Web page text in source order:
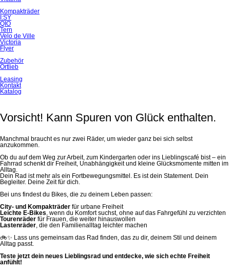
Kompakträder
I:SY
QIO
Tern
Velo de Ville
Victoria
Flyer
Zubehör
Ortlieb
Leasing
Kontakt
Katalog
Vorsicht! Kann Spuren von Glück enthalten.
Manchmal braucht es nur zwei Räder, um wieder ganz bei sich selbst
anzukommen.
Ob du auf dem Weg zur Arbeit, zum Kindergarten oder ins Lieblingscafé bist – ein
Fahrrad schenkt dir Freiheit, Unabhängigkeit und kleine Glücksmomente mitten im
Alltag.
Dein Rad ist mehr als ein Fortbewegungsmittel. Es ist dein Statement. Dein
Begleiter. Deine Zeit für dich.
Bei uns findest du Bikes, die zu deinem Leben passen:
City- und Kompakträder für urbane Freiheit
Leichte E-Bikes, wenn du Komfort suchst, ohne auf das Fahrgefühl zu verzichten
Tourenräder für Frauen, die weiter hinauswollen
Lastenräder, die den Familienalltag leichter machen
🚲✨ Lass uns gemeinsam das Rad finden, das zu dir, deinem Stil und deinem
Alltag passt.
Teste jetzt dein neues Lieblingsrad und entdecke, wie sich echte Freiheit
anfühlt!